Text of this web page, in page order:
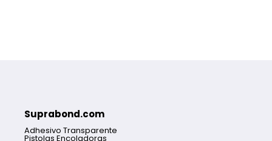
Suprabond.com
Adhesivo Transparente
Pistolas Encoladoras